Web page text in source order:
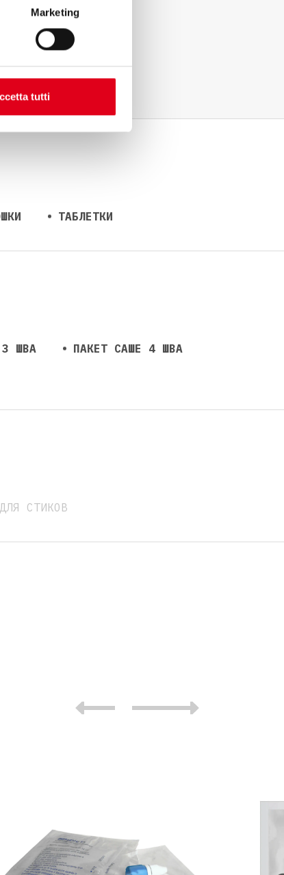
Marketing
tutti
ТАБЛЕТКИ
ШВА
ПАКЕТ САШЕ 4 ШВА
СТИКОВ